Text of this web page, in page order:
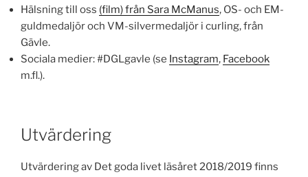
Hälsning till oss (film) från Sara McManus, OS- och EM-
guldmedaljör och VM-silvermedaljör i curling, från
Gävle.
Sociala medier: #DGLgavle (se Instagram, Facebook
m.fl.).
Utvärdering
Utvärdering av Det goda livet läsåret 2018/2019 finns